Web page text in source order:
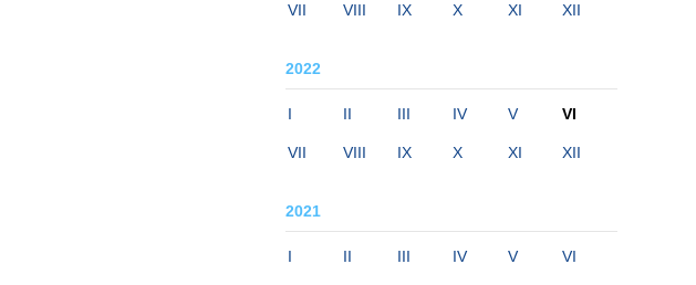
VII VIII IX X XI XII
2022
I II III IV V VI
VII VIII IX X XI XII
2021
I II III IV V VI